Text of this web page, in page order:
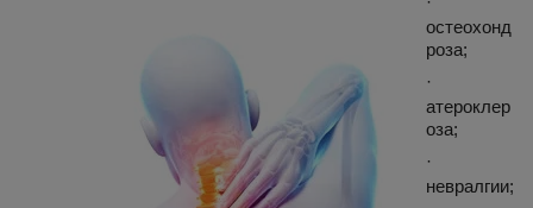
остеохонд
роза;
·
атероклер
оза;
·
невралгии;